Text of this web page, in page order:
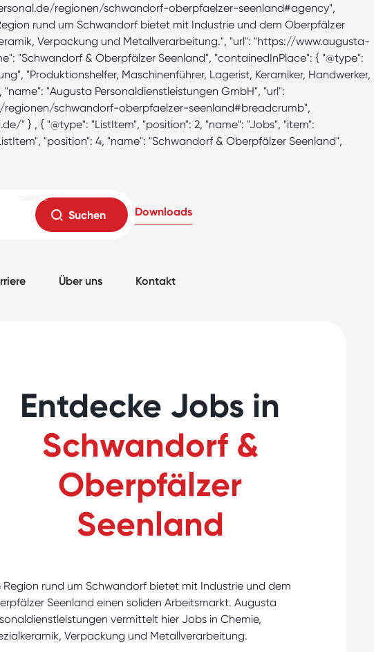
regionen/schwandorf-oberpfaelzer-seenland#agency",
rund um Schwandorf bietet mit Industrie und dem Oberpfälzer
Verpackung und Metallverarbeitung.", "url": "https://www.augusta-
"Schwandorf & Oberpfälzer Seenland", "containedInPlace": { "@type":
"Produktionshelfer, Maschinenführer, Lagerist, Keramiker, Handwerker,
"Augusta Personaldienstleistungen GmbH", "url":
schwandorf-oberpfaelzer-seenland#breadcrumb",
" } , { "@type": "ListItem", "position": 2, "name": "Jobs", "item":
"position": 4, "name": "Schwandorf & Oberpfälzer Seenland",
Downloads
Über uns Kontakt
Entdecke Jobs in
Schwandorf &
Oberpfälzer
Seenland
Region rund um Schwandorf bietet mit Industrie und dem
Seenland einen soliden Arbeitsmarkt. Augusta
vermittelt hier Jobs in Chemie,
Verpackung und Metallverarbeitung.